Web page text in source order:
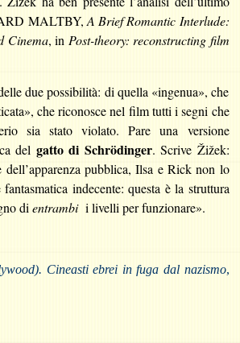
MALTBY, A Brief Romantic Interlude:
Cinema, in Post-theory: reconstructing film
due possibilità: di quella «ingenua», che
che riconosce nel film tutti i segni che
sia stato violato. Pare una versione
del gatto di Schrödinger. Scrive Žižek:
pubblica, Ilsa e Rick non lo
indecente: questa è la struttura
di entrambi i livelli per funzionare».
Cineasti ebrei in fuga dal nazismo,